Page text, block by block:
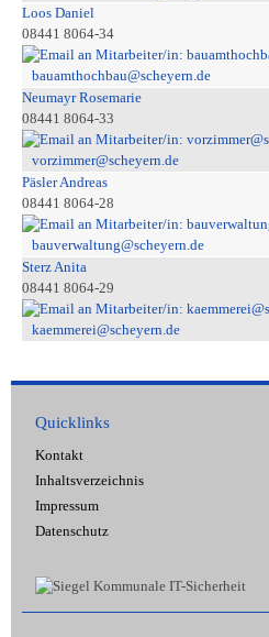
Loos Daniel
08441 8064-34
bauamthochbau@scheyern.de
Neumayr Rosemarie
08441 8064-33
vorzimmer@scheyern.de
Päsler Andreas
08441 8064-28
bauverwaltung@scheyern.de
Sterz Anita
08441 8064-29
kaemmerei@scheyern.de
Quicklinks
Kontakt
Inhaltsverzeichnis
Impressum
Datenschutz